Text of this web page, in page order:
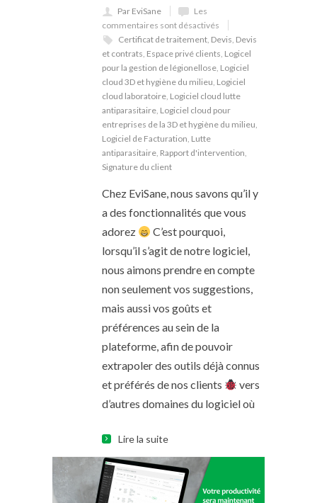
Par EviSane
Les
commentaires sont désactivés
Certificat de traitement, Devis, Devis
et contrats, Espace privé clients, Logicel
pour la gestion de légionellose, Logiciel
cloud 3D et hygiène du milieu, Logiciel
cloud laboratoire, Logiciel cloud lutte
antiparasitaire, Logiciel cloud pour
entreprises de la 3D et hygiène du milieu,
Logiciel de Facturation, Lutte
antiparasitaire, Rapport d'intervention,
Signature du client
Chez EviSane, nous savons qu’il y
a des fonctionnalités que vous
adorez
C’est pourquoi,
lorsqu’il s’agit de notre logiciel,
nous aimons prendre en compte
non seulement vos suggestions,
mais aussi vos goûts et
préférences au sein de la
plateforme, afin de pouvoir
extrapoler des outils déjà connus
et préférés de nos clients
vers
d’autres domaines du logiciel où
Lire la suite